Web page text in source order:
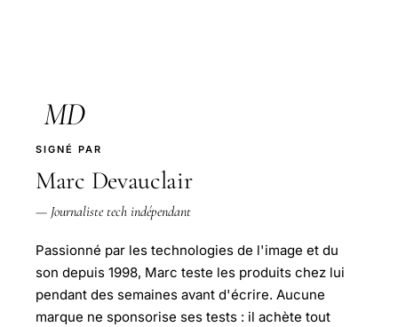
MD
SIGNÉ PAR
Marc Devauclair
— Journaliste tech indépendant
Passionné par les technologies de l'image et du
son depuis 1998, Marc teste les produits chez lui
pendant des semaines avant d'écrire. Aucune
marque ne sponsorise ses tests : il achète tout